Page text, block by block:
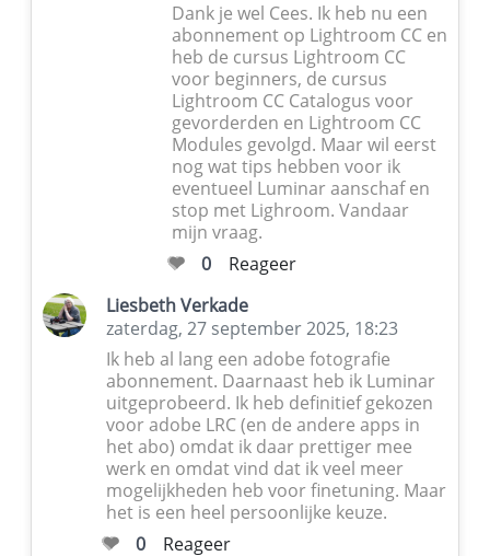
Dank je wel Cees. Ik heb nu een
abonnement op Lightroom CC en
heb de cursus Lightroom CC
voor beginners, de cursus
Lightroom CC Catalogus voor
gevorderden en Lightroom CC
Modules gevolgd. Maar wil eerst
nog wat tips hebben voor ik
eventueel Luminar aanschaf en
stop met Lighroom. Vandaar
mijn vraag.
0
Reageer
Liesbeth Verkade
zaterdag, 27 september 2025, 18:23
Ik heb al lang een adobe fotografie
abonnement. Daarnaast heb ik Luminar
uitgeprobeerd. Ik heb definitief gekozen
voor adobe LRC (en de andere apps in
het abo) omdat ik daar prettiger mee
werk en omdat vind dat ik veel meer
mogelijkheden heb voor finetuning. Maar
het is een heel persoonlijke keuze.
0
Reageer